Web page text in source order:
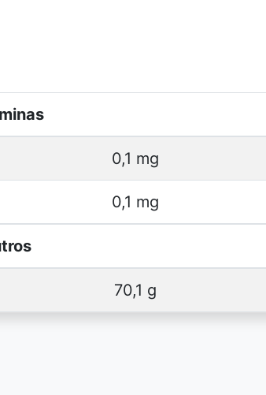
0,1 mg
0,1 mg
70,1 g